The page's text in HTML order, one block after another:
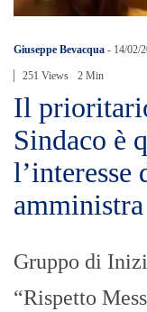
Giuseppe Bevacqua - 14/02/
251 Views 2 Min
Il
Sindaco è
l’interesse
Gruppo di
“Rispetto